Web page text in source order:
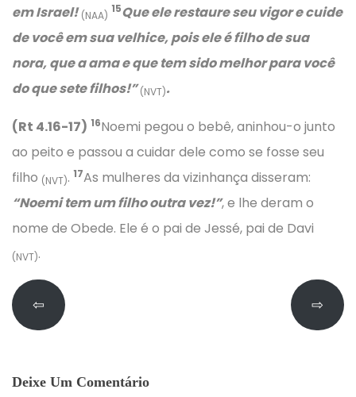
em Israel! (NAA)
15Que ele restaure seu vigor e cuide
de você em sua velhice, pois ele é filho de sua
nora, que a ama e que tem sido melhor para você
do que sete filhos!”(NVT).
(Rt 4.16-17) 16Noemi pegou o bebê, aninhou-o junto
ao peito e passou a cuidar dele como se fosse seu
filho (NVT). 17As mulheres da vizinhança disseram:
“Noemi tem um filho outra vez!”, e lhe deram o
nome de Obede. Ele é o pai de Jessé, pai de Davi
(NVT).
⇦ ⇨
Deixe Um Comentário